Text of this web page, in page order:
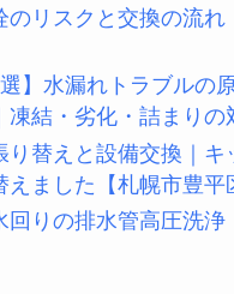
のリスクと交換の流れ
選】水漏れトラブルの
凍結・劣化・詰まりの
り替えと設備交換｜キ
えました【札幌市豊平
回りの排水管高圧洗浄